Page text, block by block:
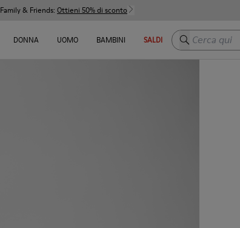
Family & Friends: Ottieni 50% di sconto
DONNA UOMO BAMBINI SALDI Cerca qui